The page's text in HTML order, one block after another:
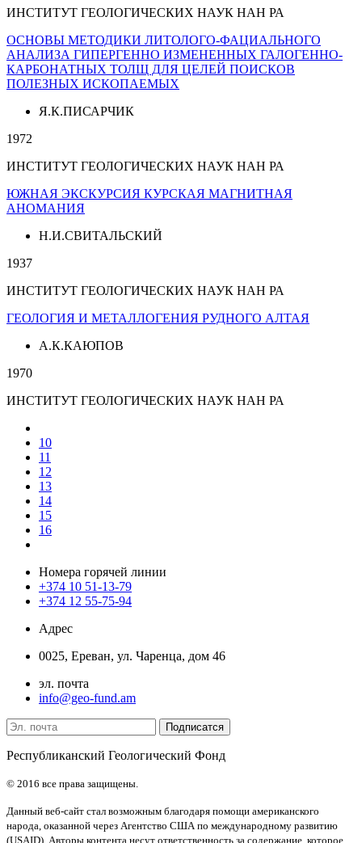
ИНСТИТУТ ГЕОЛОГИЧЕСКИХ НАУК НАН РА
ОСНОВЫ МЕТОДИКИ ЛИТОЛОГО-ФАЦИАЛЬНОГО
АНАЛИЗА ГИПЕРГЕННО ИЗМЕНЕННЫХ ГАЛОГЕННО-
КАРБОНАТНЫХ ТОЛЩ ДЛЯ ЦЕЛЕЙ ПОИСКОВ
ПОЛЕЗНЫХ ИСКОПАЕМЫХ
Я.К.ПИСАРЧИК
1972
ИНСТИТУТ ГЕОЛОГИЧЕСКИХ НАУК НАН РА
ЮЖНАЯ ЭКСКУРСИЯ КУРСКАЯ МАГНИТНАЯ
АНОМАНИЯ
Н.И.СВИТАЛЬСКИЙ
1937
ИНСТИТУТ ГЕОЛОГИЧЕСКИХ НАУК НАН РА
ГЕОЛОГИЯ И МЕТАЛЛОГЕНИЯ РУДНОГО АЛТАЯ
А.К.КАЮПОВ
1970
ИНСТИТУТ ГЕОЛОГИЧЕСКИХ НАУК НАН РА
10
11
12
13
14
15
16
Номера горячей линии
+374 10 51-13-79
+374 12 55-75-94
Адрес
0025, Ереван, ул. Чаренца, дом 46
эл. почта
info@geo-fund.am
Республиканский Геологический Фонд
© 2016 все права защищены.
Данный веб-сайт стал возможным благодаря помощи американского
народа, оказанной через Агентство США по международному развитию
(USAID). Авторы контента несут ответственность за содержание, которое